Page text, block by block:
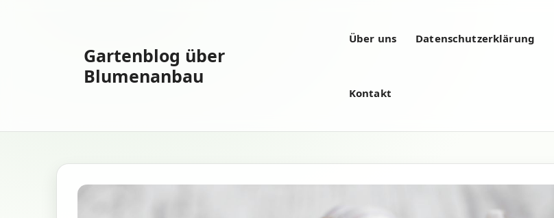
Gartenblog über
Blumenanbau
Über uns Datenschutzerklärung
Kontakt